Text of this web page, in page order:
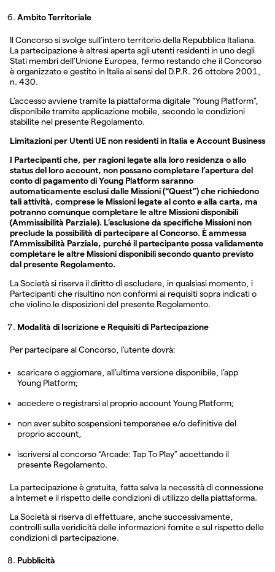
Ambito Territoriale
Il Concorso si svolge sull’intero territorio della Repubblica Italiana.
La partecipazione è altresì aperta agli utenti residenti in uno degli
Stati membri dell’Unione Europea, fermo restando che il Concorso
è organizzato e gestito in Italia ai sensi del D.P.R. 26 ottobre 2001,
n. 430.
L’accesso avviene tramite la piattaforma digitale “Young Platform”,
disponibile tramite applicazione mobile, secondo le condizioni
stabilite nel presente Regolamento.
Limitazioni per Utenti UE non residenti in Italia e Account Business
I Partecipanti che, per ragioni legate alla loro residenza o allo
status del loro account, non possano completare l’apertura del
conto di pagamento di Young Platform saranno
automaticamente esclusi dalle Missioni (“Quest”) che richiedono
tali attività, comprese le Missioni legate al conto e alla carta, ma
potranno comunque completare le altre Missioni disponibili
(Ammissibilità Parziale). L’esclusione da specifiche Missioni non
preclude la possibilità di partecipare al Concorso. È ammessa
l’Ammissibilità Parziale, purché il partecipante possa validamente
completare le altre Missioni disponibili secondo quanto previsto
dal presente Regolamento.
La Società si riserva il diritto di escludere, in qualsiasi momento, i
Partecipanti che risultino non conformi ai requisiti sopra indicati o
che violino le disposizioni del presente Regolamento.
Modalità di Iscrizione e Requisiti di Partecipazione
Per partecipare al Concorso, l’utente dovrà:
scaricare o aggiornare, all’ultima versione disponibile, l’app
Young Platform;
accedere o registrarsi al proprio account Young Platform;
non aver subito sospensioni temporanee e/o definitive del
proprio account,
iscriversi al concorso “Arcade: Tap To Play” accettando il
presente Regolamento.
La partecipazione è gratuita, fatta salva la necessità di connessione
a Internet e il rispetto delle condizioni di utilizzo della piattaforma.
La Società si riserva di effettuare, anche successivamente,
controlli sulla veridicità delle informazioni fornite e sul rispetto delle
condizioni di partecipazione.
Pubblicità